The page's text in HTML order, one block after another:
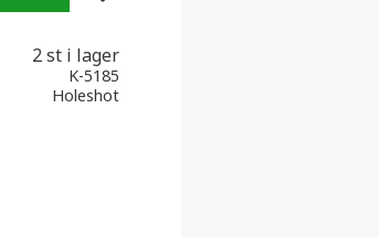
2 st i lager
K-5185
Holeshot